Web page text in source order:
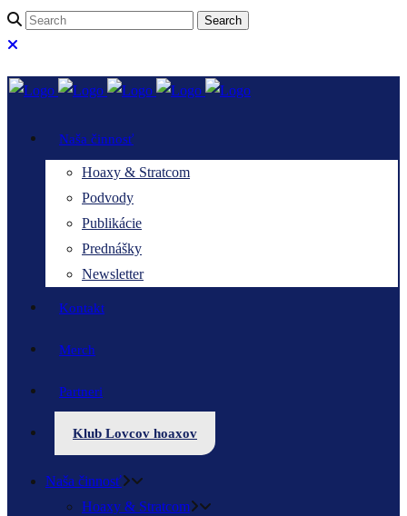
Naša činnosť
Hoaxy & Stratcom
Podvody
Publikácie
Prednášky
Newsletter
Kontakt
Merch
Partneri
Klub Lovcov hoaxov
Naša činnosť
Hoaxy & Stratcom